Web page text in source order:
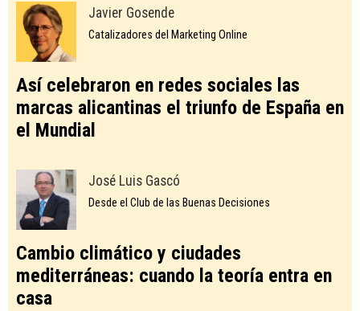
Javier Gosende
Catalizadores del Marketing Online
Así celebraron en redes sociales las
marcas alicantinas el triunfo de España en
el Mundial
José Luis Gascó
Desde el Club de las Buenas Decisiones
Cambio climático y ciudades
mediterráneas: cuando la teoría entra en
casa